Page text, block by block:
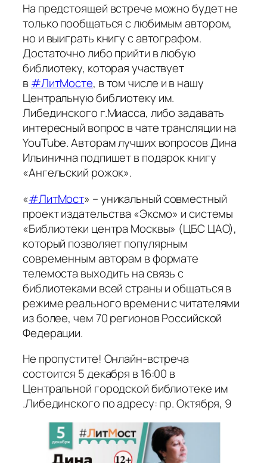
На предстоящей встрече можно будет не
только пообщаться с любимым автором,
но и выиграть книгу с автографом.
Достаточно либо прийти в любую
библиотеку, которая участвует
в#ЛитМосте, в том числе и в нашу
Центральную библиотеку им.
Либединского г.Миасса, либо задавать
интересный вопрос в чате трансляции на
YouTube. Авторам лучших вопросов Дина
Ильинична подпишет в подарок книгу
«Ангельский рожок».
«#ЛитМост» – уникальный совместный
проект издательства «Эксмо» и системы
«Библиотеки центра Москвы» (ЦБС ЦАО),
который позволяет популярным
современным авторам в формате
телемоста выходить на связь с
библиотеками всей страны и общаться в
режиме реального времени с читателями
из более, чем 70 регионов Российской
Федерации.
Не пропустите! Онлайн-встреча
состоится 5 декабря в 16:00 в
Центральной городской библиотеке им
.Либединского по адресу: пр. Октября, 9